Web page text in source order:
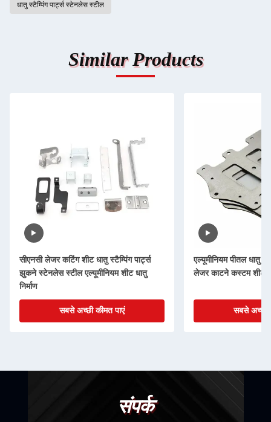
धातु स्टैम्पिंग पार्ट्स स्टेनलेस स्टील
Similar Products
सीएनसी लेजर कटिंग शीट धातु स्टैम्पिंग पार्ट्स
झुकने स्टेनलेस स्टील एल्यूमीनियम शीट धातु
निर्माण
सबसे अच्छी कीमत पाएं
एल्यूमीनियम पीतल धातु
लेजर काटने कस्टम शीट
सबसे अच्छी
संपर्क